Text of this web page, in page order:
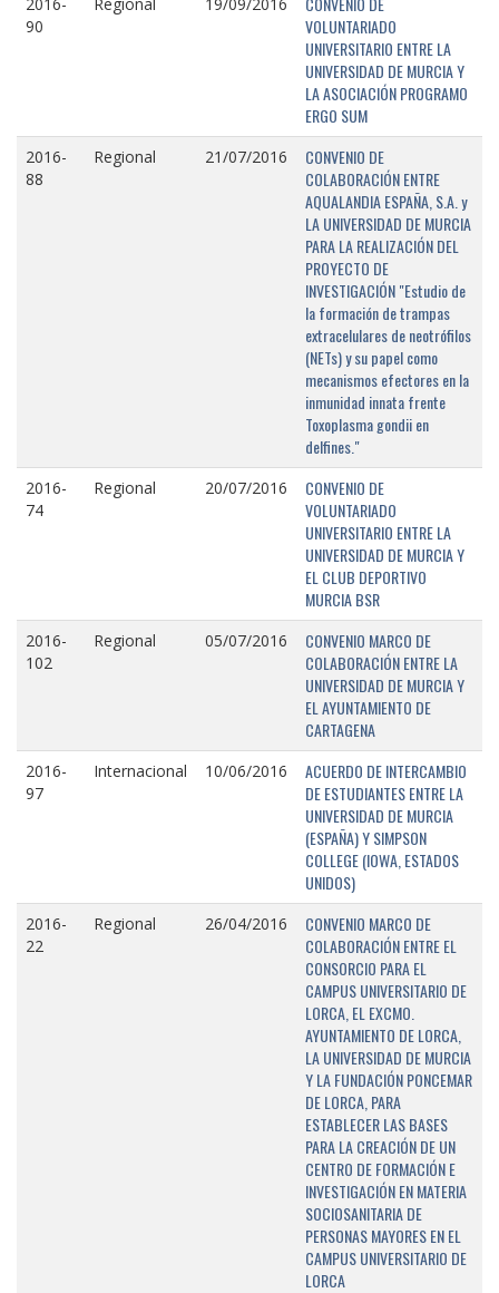
90
VOLUNTARIADO
UNIVERSITARIO ENTRE LA
UNIVERSIDAD DE MURCIA Y
LA ASOCIACIÓN PROGRAMO
ERGO SUM
2016-
88
Regional 21/07/2016
CONVENIO DE
COLABORACIÓN ENTRE
AQUALANDIA ESPAÑA, S.A. y
LA UNIVERSIDAD DE MURCIA
PARA LA REALIZACIÓN DEL
PROYECTO DE
INVESTIGACIÓN "Estudio de
la formación de trampas
extracelulares de neotrófilos
(NETs) y su papel como
mecanismos efectores en la
inmunidad innata frente
Toxoplasma gondii en
delfines."
2016-
74
Regional 20/07/2016
CONVENIO DE
VOLUNTARIADO
UNIVERSITARIO ENTRE LA
UNIVERSIDAD DE MURCIA Y
EL CLUB DEPORTIVO
MURCIA BSR
2016-
102
Regional 05/07/2016
CONVENIO MARCO DE
COLABORACIÓN ENTRE LA
UNIVERSIDAD DE MURCIA Y
EL AYUNTAMIENTO DE
CARTAGENA
2016-
97
Internacional 10/06/2016
ACUERDO DE INTERCAMBIO
DE ESTUDIANTES ENTRE LA
UNIVERSIDAD DE MURCIA
(ESPAÑA) Y SIMPSON
COLLEGE (IOWA, ESTADOS
UNIDOS)
2016-
22
Regional 26/04/2016
CONVENIO MARCO DE
COLABORACIÓN ENTRE EL
CONSORCIO PARA EL
CAMPUS UNIVERSITARIO DE
LORCA, EL EXCMO.
AYUNTAMIENTO DE LORCA,
LA UNIVERSIDAD DE MURCIA
Y LA FUNDACIÓN PONCEMAR
DE LORCA, PARA
ESTABLECER LAS BASES
PARA LA CREACIÓN DE UN
CENTRO DE FORMACIÓN E
INVESTIGACIÓN EN MATERIA
SOCIOSANITARIA DE
PERSONAS MAYORES EN EL
CAMPUS UNIVERSITARIO DE
LORCA